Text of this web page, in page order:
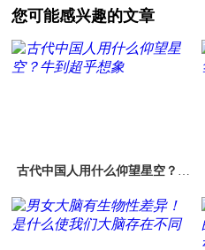
您可能感兴趣的文章
古代中国人用什么仰望星空？牛